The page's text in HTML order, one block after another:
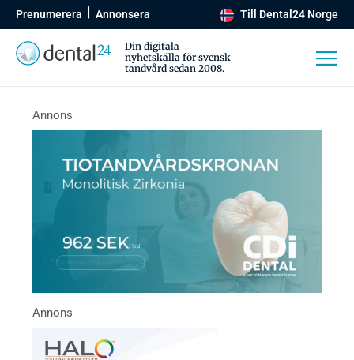
Prenumerera Annonsera Till Dental24 Norge
Din digitala
nyhetskälla för svensk
tandvård sedan 2008.